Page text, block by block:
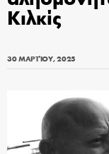
Κιλκίς
30 ΜΑΡΤΊΟΥ, 2025